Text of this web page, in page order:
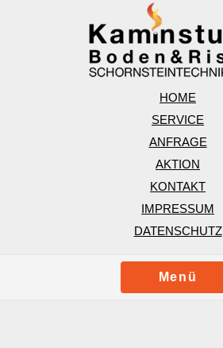
HOME
SERVICE
ANFRAGE
AKTION
KONTAKT
IMPRESSUM
DATENSCHUTZ
Menü